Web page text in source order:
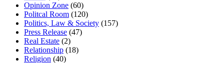
Opinion Zone (60)
Politcal Room (120)
Politics, Law & Society (157)
Press Release (47)
Real Estate (2)
Relationship (18)
Religion (40)